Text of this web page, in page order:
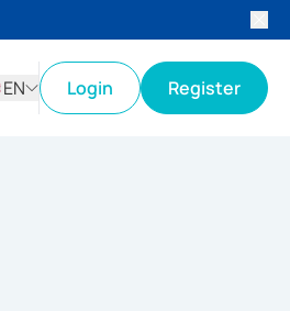
EN
Login Register